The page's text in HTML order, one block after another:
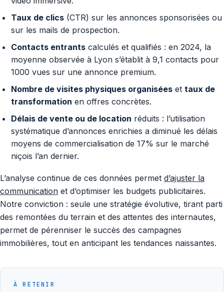
Taux de clics (CTR) sur les annonces sponsorisées ou
sur les mails de prospection.
Contacts entrants calculés et qualifiés : en 2024, la
moyenne observée à Lyon s’établit à 9,1 contacts pour
1000 vues sur une annonce premium.
Nombre de visites physiques organisées et taux de
transformation en offres concrètes.
Délais de vente ou de location réduits : l’utilisation
systématique d’annonces enrichies a diminué les délais
moyens de commercialisation de 17% sur le marché
niçois l’an dernier.
L’analyse continue de ces données permet d’ajuster la
communication et d’optimiser les budgets publicitaires.
Notre conviction : seule une stratégie évolutive, tirant parti
des remontées du terrain et des attentes des internautes,
permet de pérenniser le succès des campagnes
immobilières, tout en anticipant les tendances naissantes.
À RETENIR